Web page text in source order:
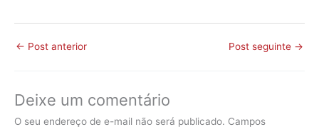
← Post anterior Post seguinte →
Deixe um comentário
O seu endereço de e-mail não será publicado. Campos